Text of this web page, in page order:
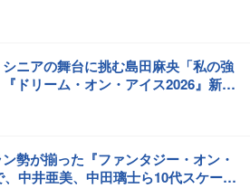
シニアの舞台に挑む島田麻央「私の強
ドリーム・オン・アイス2026』新
勢が揃った『ファンタジー・オン・
、中井亜美、中田璃士ら10代スケータ